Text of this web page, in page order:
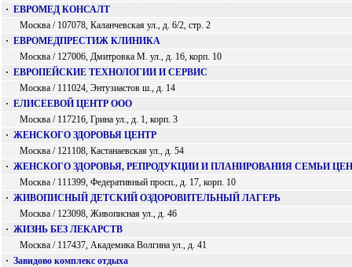
· ЕВРОМЕД КОНСАЛТ
Москва / 107078, Каланчевская ул., д. 6/2, стр. 2
· ЕВРОМЕДПРЕСТИЖ КЛИНИКА
Москва / 127006, Дмитровка М. ул., д. 16, корп. 10
· ЕВРОПЕЙСКИЕ ТЕХНОЛОГИИ И СЕРВИС
Москва / 111024, Энтузиастов ш., д. 14
· ЕЛИСЕЕВОЙ ЦЕНТР ООО
Москва / 117216, Грина ул., д. 1, корп. 3
· ЖЕНСКОГО ЗДОРОВЬЯ ЦЕНТР
Москва / 121108, Кастанаевская ул., д. 54
· ЖЕНСКОГО ЗДОРОВЬЯ, РЕПРОДУКЦИИ И ПЛАНИРОВАНИЯ СЕМЬИ
Москва / 111399, Федеративный просп., д. 17, корп. 10
· ЖИВОПИСНЫЙ ДЕТСКИЙ ОЗДОРОВИТЕЛЬНЫЙ ЛАГЕРЬ
Москва / 123098, Живописная ул., д. 46
· ЖИЗНЬ БЕЗ ЛЕКАРСТВ
Москва / 117437, Академика Волгина ул., д. 41
· Завидово комплекс отдыха